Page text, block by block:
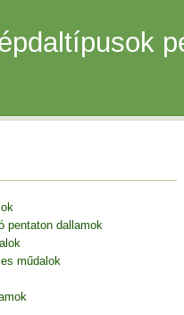
pentaton dallamok
műdalok